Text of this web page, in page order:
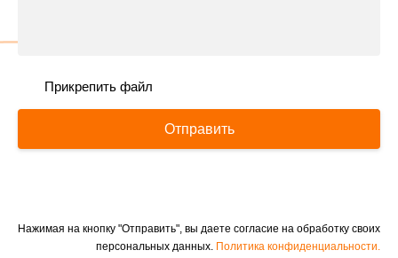
Прикрепить файл
Отправить
Нажимая на кнопку "Отправить", вы даете согласие на обработку своих
персональных данных. Политика конфиденциальности.